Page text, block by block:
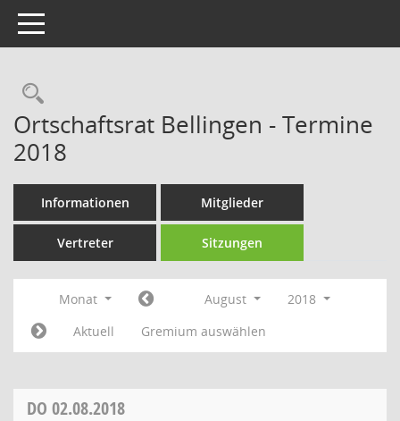
Toggle navigation
Rechercheauswahl
Ortschaftsrat Bellingen - Termine
2018
Informationen Mitglieder
Vertreter Sitzungen
Monat August
2018
Aktuell
Gremium auswählen
DO 02.08.2018